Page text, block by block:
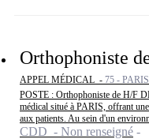
Orthophoniste
APPEL MÉDICAL - 75 -
POSTE : Orthophoniste de H/F
médical situé à PARIS, offrant
aux patients. Au sein d'un
CDD - Non renseigné